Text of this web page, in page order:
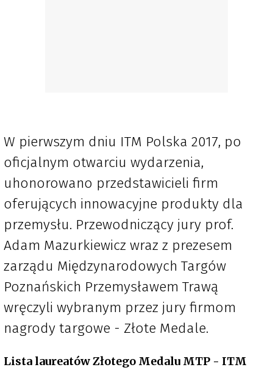
W pierwszym dniu ITM Polska 2017, po
oficjalnym otwarciu wydarzenia,
uhonorowano przedstawicieli firm
oferujących innowacyjne produkty dla
przemysłu. Przewodniczący jury prof.
Adam Mazurkiewicz wraz z prezesem
zarządu Międzynarodowych Targów
Poznańskich Przemysławem Trawą
wręczyli wybranym przez jury firmom
nagrody targowe - Złote Medale.
Lista laureatów Złotego Medalu MTP - ITM